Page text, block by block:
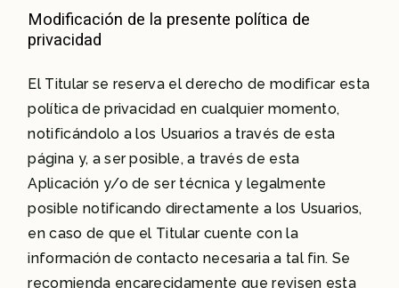
Modificación de la presente política de
privacidad
El Titular se reserva el derecho de modificar esta
política de privacidad en cualquier momento,
notificándolo a los Usuarios a través de esta
página y, a ser posible, a través de esta
Aplicación y/o de ser técnica y legalmente
posible notificando directamente a los Usuarios,
en caso de que el Titular cuente con la
información de contacto necesaria a tal fin. Se
recomienda encarecidamente que revisen esta